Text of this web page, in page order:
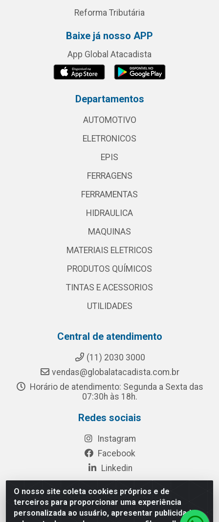
O nosso site coleta cookies próprios e de
terceiros para proporcionar uma experiência
personalizada ao usuário, apresentar publicidade
Reforma Tributária
Baixe já nosso APP
App Global Atacadista
Departamentos
AUTOMOTIVO
ELETRONICOS
EPIS
FERRAGENS
FERRAMENTAS
HIDRAULICA
MAQUINAS
MATERIAIS ELETRICOS
PRODUTOS QUÍMICOS
TINTAS E ACESSORIOS
UTILIDADES
Central de atendimento
(11) 2030 3000
vendas@globalatacadista.com.br
Horário de atendimento: Segunda a Sexta das
07:30h às 18h.
Redes sociais
Instagram
Facebook
Linkedin
Rua Chipuê, 117 - S. Miguel Paulista São Paulo/SP - CEP
08010-260- CNPJ: 03.010.739/0001-72